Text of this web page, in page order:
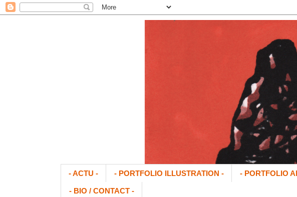
- ACTU - - PORTFOLIO ILLUSTRATION - - PORTFOLIO
- BIO / CONTACT -